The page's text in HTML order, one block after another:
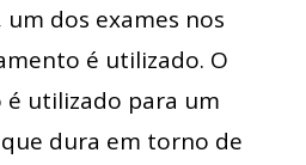
dos exames nos
é utilizado. O
é utilizado para um
dura em torno de